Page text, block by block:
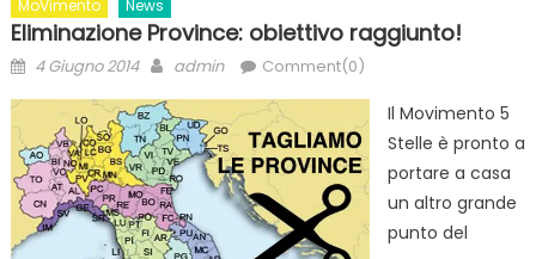
MoVimento News
Eliminazione Province: obiettivo raggiunto!
Posted
4 Giugno 2014 Author
admin Comment(0)
Il Movimento 5
Stelle è pronto a
portare a casa
un altro grande
punto del